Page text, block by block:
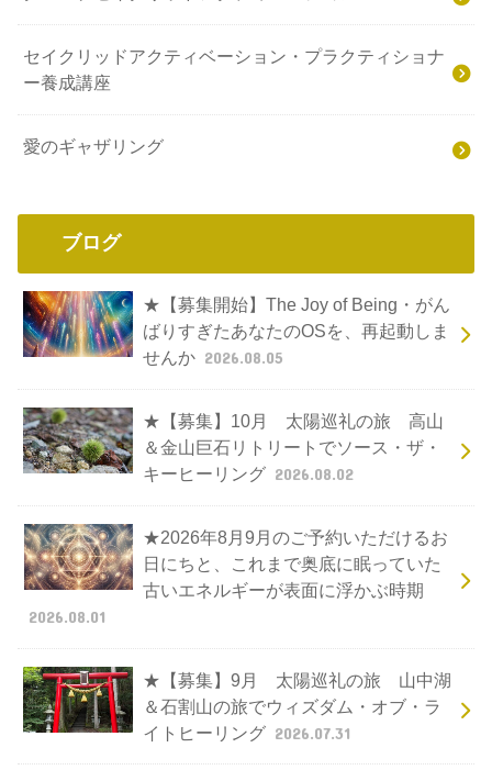
セイクリッドアクティベーション・プラクティショナ
ー養成講座
愛のギャザリング
ブログ
★【募集開始】The Joy of Being・がん
ばりすぎたあなたのOSを、再起動しま
せんか 2026.08.05
★【募集】10月 太陽巡礼の旅 高山
＆金山巨石リトリートでソース・ザ・
キーヒーリング 2026.08.02
★2026年8月9月のご予約いただけるお
日にちと、これまで奥底に眠っていた
古いエネルギーが表面に浮かぶ時期
2026.08.01
★【募集】9月 太陽巡礼の旅 山中湖
＆石割山の旅でウィズダム・オブ・ラ
イトヒーリング 2026.07.31